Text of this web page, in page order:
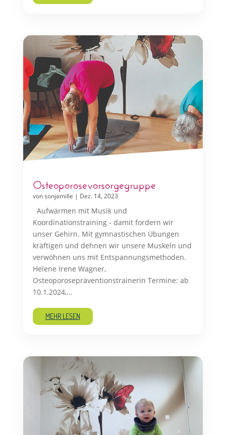
Osteoporosevorsorgegruppe
vonsonjamille | Dez. 14, 2023
Aufwärmen mit Musik und
Koordinationstraining - damit fordern wir
unser Gehirn. Mit gymnastischen Übungen
kräftigen und dehnen wir unsere Muskeln und
verwöhnen uns mit Entspannungsmethoden.
Helene Irene Wagner,
Osteoporosepräventionstrainerin Termine: ab
10.1.2024,...
MEHR LESEN